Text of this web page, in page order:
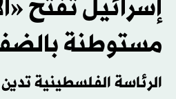
مستوطنة
الرئاسة الفلسطينية